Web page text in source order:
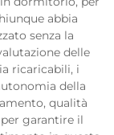
abbia
senza la
delle
ricaricabili, i
della
qualità
garantire il